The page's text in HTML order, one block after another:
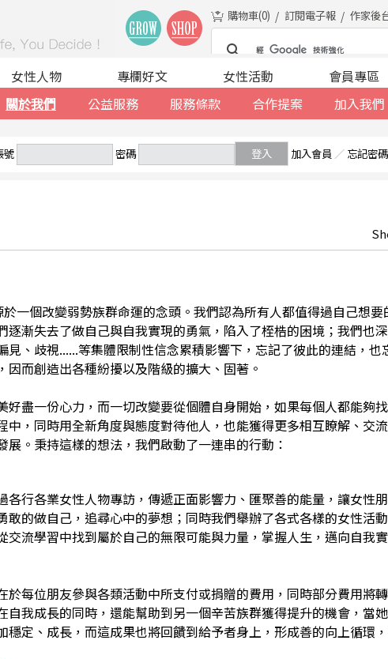
購物車(0) 訂閱電子報 作家後
關於我們
公益服務 服務條款 合作提案 加入我們
女性人物 專欄好文 女性活動 會員專區
號 密碼 登入 加入會員 ／ 忘記密碼
一個改變弱勢族群命運的念頭。我們認為所有人都值得過自己想
逐漸失去了做自己與自我實現的勇氣，陷入了桎梏的困境；我們也
見、歧視......等集體限制性信念累積影響下，忘記了彼此的連結，
因而創造出各種紛擾以及階級的擴大、固著。
好盡一份心力，而一切改變要從個體自身開始，如果每個人都能夠
中，同時用全新角度與態度對待他人，也能獲得更多相互瞭解、交
。秉持這樣的想法，我們啟動了一連串的行動：
各行各業女性人物專訪，傳遞正面影響力、匯聚善的能量，讓女性
的做自己，追尋心中的夢想；同時我們舉辦了各式各樣的女性活
交流學習中找到屬於自己的無限可能與力量，掌握人生，邁向自我
於每位朋友參與各類活動中所支付或捐贈的費用，同時部分費用將
自我成長的同時，還能幫助到另一個辛苦族群獲得提升的機會，當
穩定、成長，而這成果也將回饋到給予者身上，形成善的向上循環